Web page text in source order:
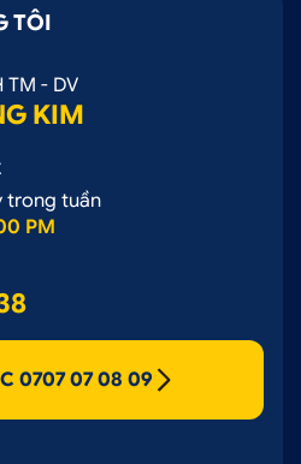
TÔI
TM - DV
KIM
trong tuần
PM
0707 07 08 09